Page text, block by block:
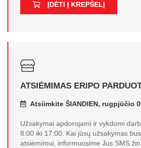
ĮDĖTI Į KREPŠELĮ
ATSIĖMIMAS ERIPO
Atsiimkite ŠIANDIEN, rugpjūčio
Užsakymai apdorojami ir vykdomi
8:00 iki 17:00. Kai jūsų užsakymas
atsiėmimui, informuosime Jus SMS